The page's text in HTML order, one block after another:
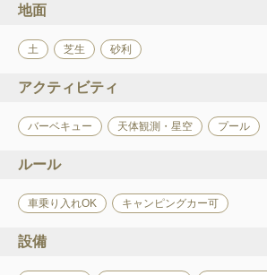
地面
土 芝生 砂利
アクティビティ
バーベキュー 天体観測・星空 プール
ルール
車乗り入れOK キャンピングカー可
設備